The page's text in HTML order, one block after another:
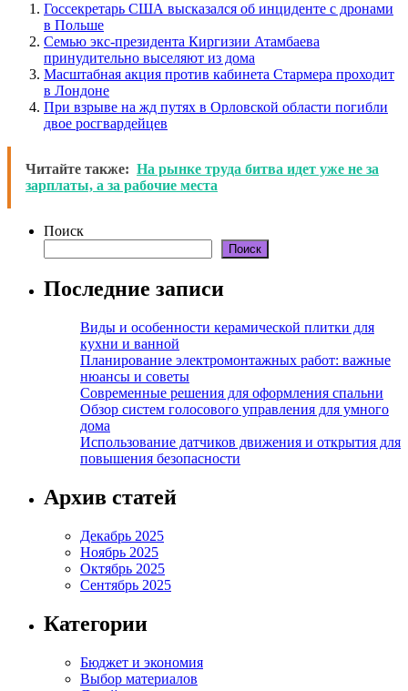
Госсекретарь США высказался об инциденте с дронами
в Польше
Семью экс-президента Киргизии Атамбаева
принудительно выселяют из дома
Масштабная акция против кабинета Стармера проходит
в Лондоне
При взрыве на жд путях в Орловской области погибли
двое росгвардейцев
Читайте также: На рынке труда битва идет уже не за
зарплаты, а за рабочие места
Поиск
Поиск
Последние записи
Виды и особенности керамической плитки для
кухни и ванной
Планирование электромонтажных работ: важные
нюансы и советы
Современные решения для оформления спальни
Обзор систем голосового управления для умного
дома
Использование датчиков движения и открытия для
повышения безопасности
Архив статей
Декабрь 2025
Ноябрь 2025
Октябрь 2025
Сентябрь 2025
Категории
Бюджет и экономия
Выбор материалов